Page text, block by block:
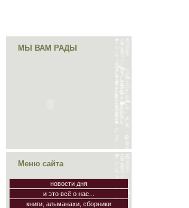
МЫ ВАМ РАДЫ
Меню сайта
новости дня
и это всё о нас...
книги, альманахи, сборники